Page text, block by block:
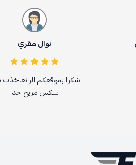
نوال مقري
شكرا بموقعكم
سكس مريح جدا